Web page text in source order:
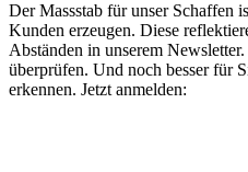
Der Massstab für unser Schaffen
Kunden erzeugen. Diese
Abständen in unserem
überprüfen. Und noch besser für
erkennen. Jetzt anmelden: